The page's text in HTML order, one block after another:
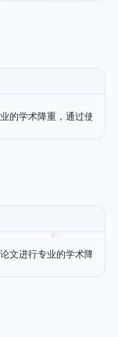
的学术降重，通过使用
文进行专业的学术降重